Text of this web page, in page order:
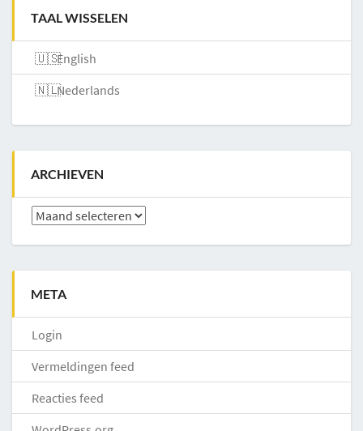
TAAL WISSELEN
English
Nederlands
ARCHIEVEN
Archieven
META
Login
Vermeldingen feed
Reacties feed